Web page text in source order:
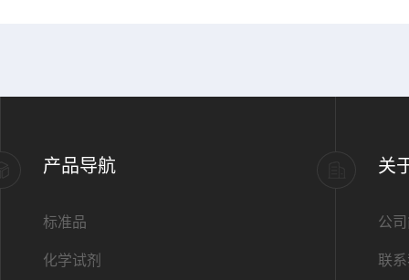
产品导航
标准品
化学试剂
关
公
联